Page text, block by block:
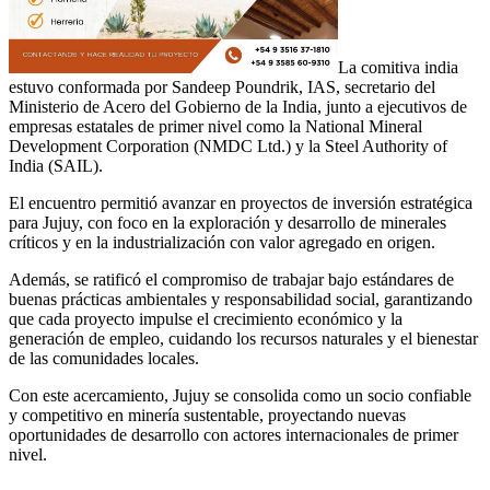
La comitiva india
estuvo conformada por Sandeep Poundrik, IAS, secretario del
Ministerio de Acero del Gobierno de la India, junto a ejecutivos de
empresas estatales de primer nivel como la National Mineral
Development Corporation (NMDC Ltd.) y la Steel Authority of
India (SAIL).
El encuentro permitió avanzar en proyectos de inversión estratégica
para Jujuy, con foco en la exploración y desarrollo de minerales
críticos y en la industrialización con valor agregado en origen.
Además, se ratificó el compromiso de trabajar bajo estándares de
buenas prácticas ambientales y responsabilidad social, garantizando
que cada proyecto impulse el crecimiento económico y la
generación de empleo, cuidando los recursos naturales y el bienestar
de las comunidades locales.
Con este acercamiento, Jujuy se consolida como un socio confiable
y competitivo en minería sustentable, proyectando nuevas
oportunidades de desarrollo con actores internacionales de primer
nivel.